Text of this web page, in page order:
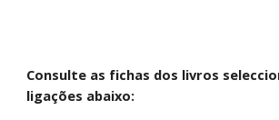
Consulte as fichas dos livros
ligações abaixo: